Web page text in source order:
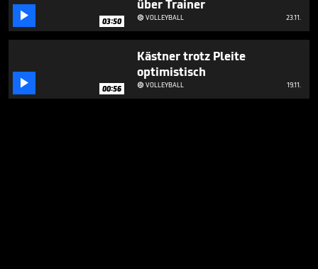
 03:50
über Trainer
VOLLEYBALL 23.11.
 00:56
Kästner trotz Pleite
optimistisch
VOLLEYBALL 19.11.